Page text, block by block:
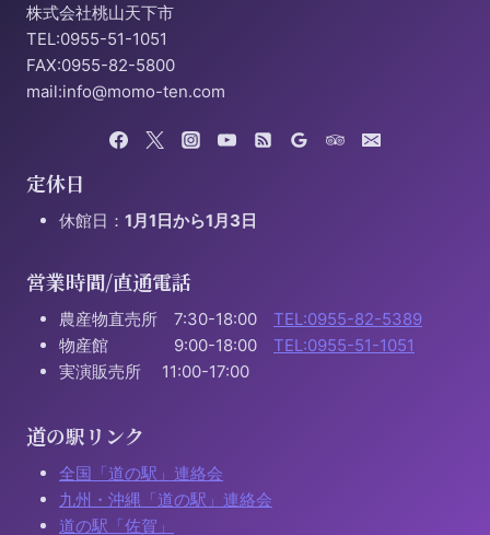
株式会社桃山天下市
TEL:0955-51-1051
FAX:0955-82-5800
mail:info@momo-ten.com
定休日
休館日： 1月1日から1月3日
営業時間/直通電話
農産物直売所 7:30-18:00 TEL:0955-82-5389
物産館 9:00-18:00 TEL:0955-51-1051
実演販売所 11:00-17:00
道の駅リンク
全国「道の駅」連絡会
九州・沖縄「道の駅」連絡会
道の駅「佐賀」